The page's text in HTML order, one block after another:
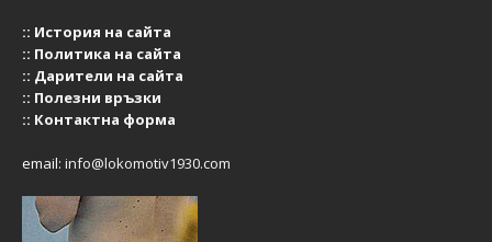
:: История на сайта
:: Политика на сайта
:: Дарители на сайта
:: Полезни връзки
:: Контактна форма
email: info@lokomotiv1930.com